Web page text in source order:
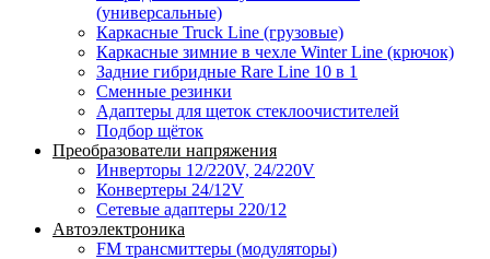
(универсальные)
Каркасные Truck Line (грузовые)
Каркасные зимние в чехле Winter Line (крючок)
Задние гибридные Rare Line 10 в 1
Сменные резинки
Адаптеры для щеток стеклоочистителей
Подбор щёток
Преобразователи напряжения
Инверторы 12/220V, 24/220V
Конвертеры 24/12V
Сетевые адаптеры 220/12
Автоэлектроника
FM трансмиттеры (модуляторы)